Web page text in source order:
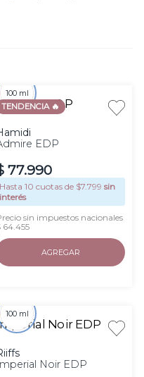
TENDENCIA 🔥
100 ml
EDP
77.990
Hasta10 cuotas de $7.799 sin
interés
sin impuestos nacionales
64.455
AGREGAR
100 ml
Noir EDP